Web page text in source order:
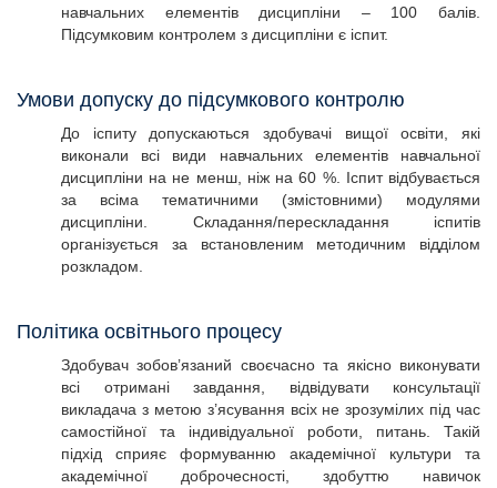
навчальних елементів дисципліни – 100 балів.
Підсумковим контролем з дисципліни є іспит.
Умови допуску до підсумкового контролю
До іспиту допускаються здобувачі вищої освіти, які
виконали всі види навчальних елементів навчальної
дисципліни на не менш, ніж на 60 %. Іспит відбувається
за всіма тематичними (змістовними) модулями
дисципліни. Складання/перескладання іспитів
організується за встановленим методичним відділом
розкладом.
Політика освітнього процесу
Здобувач зобов’язаний своєчасно та якісно виконувати
всі отримані завдання, відвідувати консультації
викладача з метою з’ясування всіх не зрозумілих під час
самостійної та індивідуальної роботи, питань. Такій
підхід сприяє формуванню академічної культури та
академічної доброчесності, здобуттю навичок